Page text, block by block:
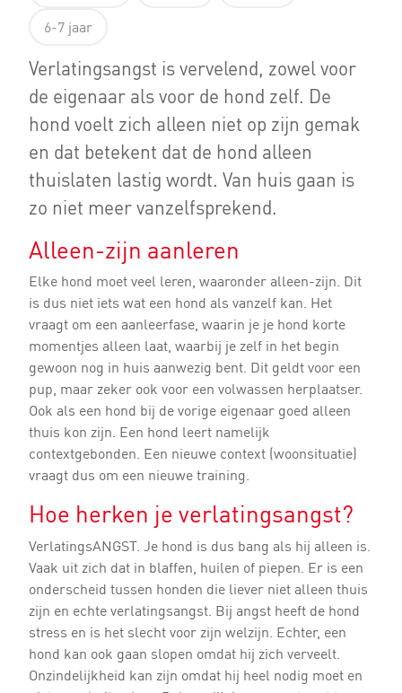
6-7 jaar
Verlatingsangst is vervelend, zowel voor
de eigenaar als voor de hond zelf. De
hond voelt zich alleen niet op zijn gemak
en dat betekent dat de hond alleen
thuislaten lastig wordt. Van huis gaan is
zo niet meer vanzelfsprekend.
Alleen-zijn aanleren
Elke hond moet veel leren, waaronder alleen-zijn. Dit
is dus niet iets wat een hond als vanzelf kan. Het
vraagt om een aanleerfase, waarin je je hond korte
momentjes alleen laat, waarbij je zelf in het begin
gewoon nog in huis aanwezig bent. Dit geldt voor een
pup, maar zeker ook voor een volwassen herplaatser.
Ook als een hond bij de vorige eigenaar goed alleen
thuis kon zijn. Een hond leert namelijk
contextgebonden. Een nieuwe context (woonsituatie)
vraagt dus om een nieuwe training.
Hoe herken je verlatingsangst?
VerlatingsANGST. Je hond is dus bang als hij alleen is.
Vaak uit zich dat in blaffen, huilen of piepen. Er is een
onderscheid tussen honden die liever niet alleen thuis
zijn en echte verlatingsangst. Bij angst heeft de hond
stress en is het slecht voor zijn welzijn. Echter, een
hond kan ook gaan slopen omdat hij zich verveelt.
Onzindelijkheid kan zijn omdat hij heel nodig moet en